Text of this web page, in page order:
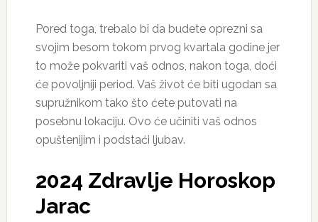
Pored toga, trebalo bi da budete oprezni sa
svojim besom tokom prvog kvartala godine jer
to može pokvariti vaš odnos, nakon toga, doći
će povoljniji period. Vaš život će biti ugodan sa
supružnikom tako što ćete putovati na
posebnu lokaciju. Ovo će učiniti vaš odnos
opuštenijim i podstaći ljubav.
2024 Zdravlje Horoskop
Jarac